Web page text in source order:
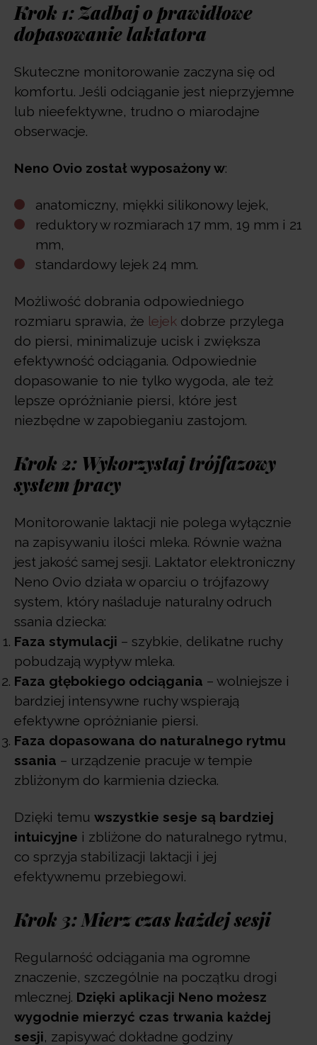
Krok 1: Zadbaj o prawidłowe
dopasowanie laktatora
Skuteczne monitorowanie zaczyna się od
komfortu. Jeśli odciąganie jest nieprzyjemne
lub nieefektywne, trudno o miarodajne
obserwacje.
Neno Ovio został wyposażony w:
anatomiczny, miękki silikonowy lejek,
reduktory w rozmiarach 17 mm, 19 mm i 21
mm,
standardowy lejek 24 mm.
Możliwość dobrania odpowiedniego
rozmiaru sprawia, że lejek dobrze przylega
do piersi, minimalizuje ucisk i zwiększa
efektywność odciągania. Odpowiednie
dopasowanie to nie tylko wygoda, ale też
lepsze opróżnianie piersi, które jest
niezbędne w zapobieganiu zastojom.
Krok 2: Wykorzystaj trójfazowy
system pracy
Monitorowanie laktacji nie polega wyłącznie
na zapisywaniu ilości mleka. Równie ważna
jest jakość samej sesji. Laktator elektroniczny
Neno Ovio działa w oparciu o trójfazowy
system, który naśladuje naturalny odruch
ssania dziecka:
Faza stymulacji – szybkie, delikatne ruchy
pobudzają wypływ mleka.
Faza głębokiego odciągania – wolniejsze i
bardziej intensywne ruchy wspierają
efektywne opróżnianie piersi.
Faza dopasowana do naturalnego rytmu
ssania – urządzenie pracuje w tempie
zbliżonym do karmienia dziecka.
Dzięki temu wszystkie sesje są bardziej
intuicyjne i zbliżone do naturalnego rytmu,
co sprzyja stabilizacji laktacji i jej
efektywnemu przebiegowi.
Krok 3: Mierz czas każdej sesji
Regularność odciągania ma ogromne
znaczenie, szczególnie na początku drogi
mlecznej. Dzięki aplikacji Neno możesz
wygodnie mierzyć czas trwania każdej
sesji, zapisywać dokładne godziny